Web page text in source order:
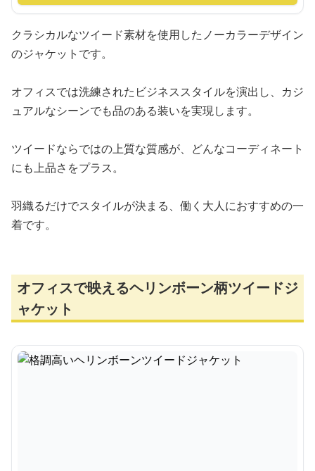
クラシカルなツイード素材を使用したノーカラーデザイン
のジャケットです。
オフィスでは洗練されたビジネススタイルを演出し、カジ
ュアルなシーンでも品のある装いを実現します。
ツイードならではの上質な質感が、どんなコーディネート
にも上品さをプラス。
羽織るだけでスタイルが決まる、働く大人におすすめの一
着です。
オフィスで映えるヘリンボーン柄ツイードジ
ャケット